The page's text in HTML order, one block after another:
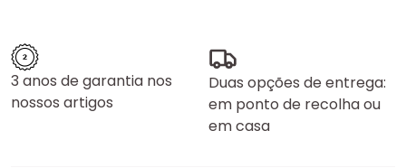
3 anos de garantia nos
nossos artigos
Duas opções de entrega:
em ponto de recolha ou
em casa